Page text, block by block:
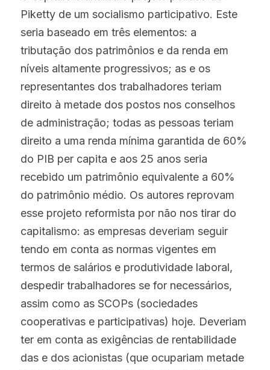
Piketty de um socialismo participativo. Este
seria baseado em três elementos: a
tributação dos patrimônios e da renda em
níveis altamente progressivos; as e os
representantes dos trabalhadores teriam
direito à metade dos postos nos conselhos
de administração; todas as pessoas teriam
direito a uma renda mínima garantida de 60%
do PIB per capita e aos 25 anos seria
recebido um patrimônio equivalente a 60%
do patrimônio médio. Os autores reprovam
esse projeto reformista por não nos tirar do
capitalismo: as empresas deveriam seguir
tendo em conta as normas vigentes em
termos de salários e produtividade laboral,
despedir trabalhadores se for necessários,
assim como as SCOPs (sociedades
cooperativas e participativas) hoje. Deveriam
ter em conta as exigências de rentabilidade
das e dos acionistas (que ocupariam metade